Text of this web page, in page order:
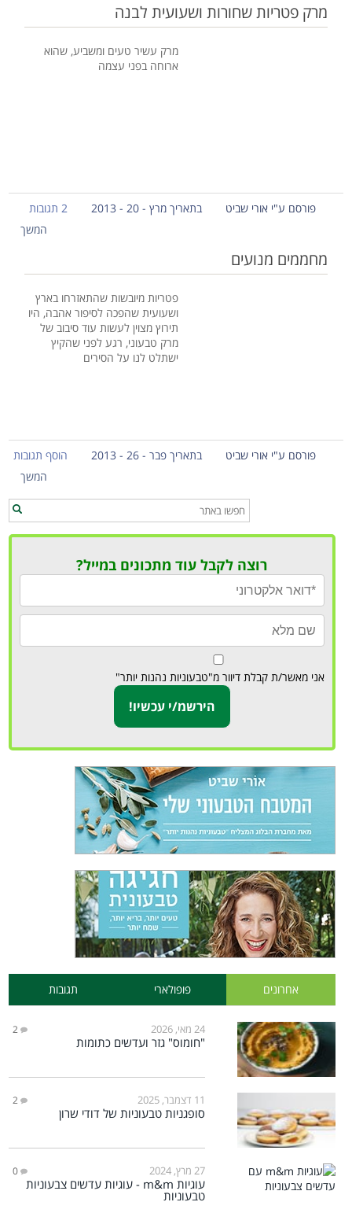
מרק פטריות שחורות ושעועית לבנה
מרק עשיר טעים ומשביע, שהוא
ארוחה בפני עצמה
פורסם ע"י אורי שביט בתאריך מרץ - 20 - 2013
2 תגובות
המשך
מחממים מנועים
פטריות מיובשות שהתאזרחו בארץ
ושעועית שהפכה לסיפור אהבה, היו
תירוץ מצוין לעשות עוד סיבוב של
מרק טבעוני, רגע לפני שהקיץ
ישתלט לנו על הסירים
פורסם ע"י אורי שביט בתאריך פבר - 26 - 2013
הוסף תגובות
המשך
רוצה לקבל עוד מתכונים במייל?
אני מאשר/ת קבלת דיוור מ"טבעוניות נהנות יותר"
אחרונים פופולארי תגובות
24 מאי, 2026 2
"חומוס" גזר ועדשים כתומות
11 דצמבר, 2025 2
סופגניות טבעוניות של דודי שרון
27 מרץ, 2024 0
עוגיות m&m - עוגיות עדשים צבעוניות
טבעוניות